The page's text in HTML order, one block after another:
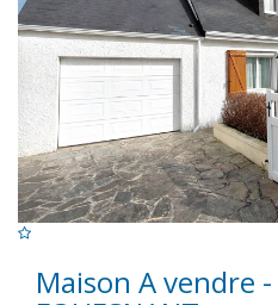
Maison A vendre -